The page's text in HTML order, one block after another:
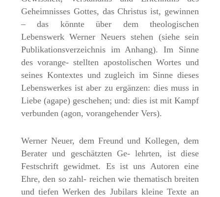
Geheimnisses Gottes, das Christus ist, gewinnen
– das könnte über dem theologischen
Lebenswerk Werner Neuers stehen (siehe sein
Publikationsverzeichnis im Anhang). Im Sinne
des vorange- stellten apostolischen Wortes und
seines Kontextes und zugleich im Sinne dieses
Lebenswerkes ist aber zu ergänzen: dies muss in
Liebe (agape) geschehen; und: dies ist mit Kampf
verbunden (agon, vorangehender Vers).
Werner Neuer, dem Freund und Kollegen, dem
Berater und geschätzten Ge- lehrten, ist diese
Festschrift gewidmet. Es ist uns Autoren eine
Ehre, den so zahl- reichen wie thematisch breiten
und tiefen Werken des Jubilars kleine Texte an